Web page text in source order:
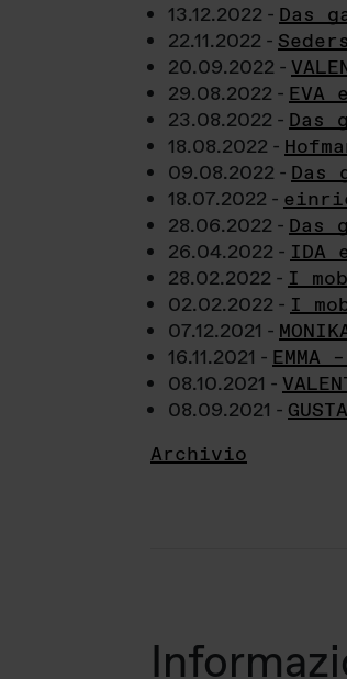
13.12.2022 - Das
22.11.2022 -
20.09.2022 -
29.08.2022 - EVA
23.08.2022 - Das
18.08.2022 -
09.08.2022 - Das
18.07.2022 -
28.06.2022 - Das
26.04.2022 - IDA
28.02.2022 - I
02.02.2022 - I
07.12.2021 -
16.11.2021 -
08.10.2021 -
08.09.2021 -
Archivio